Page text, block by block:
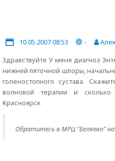
10.05.2007 08:53 -
Здравствуйте У меня диагноз
нижней пяточной шпоры,
голеностопного сустава.
волновой терапии и
Красноярск
Обратитесь в МРЦ "Беляево"